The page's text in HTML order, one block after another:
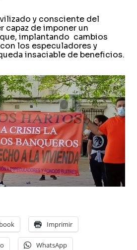
y consciente del
capaz de imponer un
implantando cambios
los especuladores y
insaciable de beneficios.
Imprimir
WhatsApp